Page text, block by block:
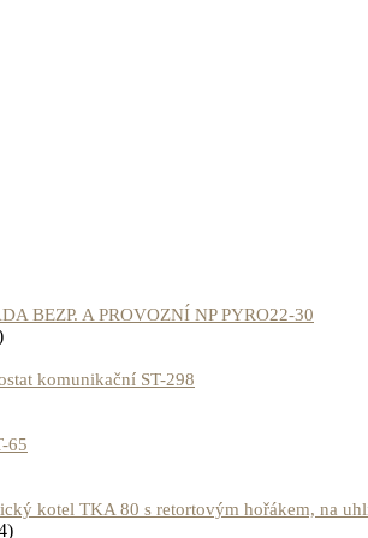
BEZP. A PROVOZNÍ NP PYRO22-30
komunikační ST-298
65
kotel TKA 80 s retortovým hořákem, na